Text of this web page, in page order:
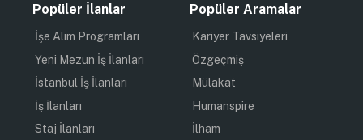
Popüler İlanlar
İşe Alım Programları
Yeni Mezun İş İlanları
İstanbul İş İlanları
İş İlanları
Staj İlanları
Popüler Aramalar
Kariyer Tavsiyeleri
Özgeçmiş
Mülakat
Humanspire
İlham